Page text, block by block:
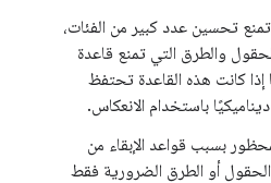
تحسين عدد كبير من الفئات،
والطرق التي تمنع قاعدة
إذا كانت هذه القاعدة تحتفظ
باستخدام الانعكاس.
بسبب قواعد الإبقاء من
أو الطرق الضرورية فقط